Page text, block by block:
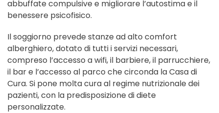
abbuffate compulsive e migliorare l’autostima e il
benessere psicofisico.
Il soggiorno prevede stanze ad alto comfort
alberghiero, dotato di tutti i servizi necessari,
compreso l’accesso a wifi, il barbiere, il parrucchiere,
il bar e l’accesso al parco che circonda la Casa di
Cura. Si pone molta cura al regime nutrizionale dei
pazienti, con la predisposizione di diete
personalizzate.